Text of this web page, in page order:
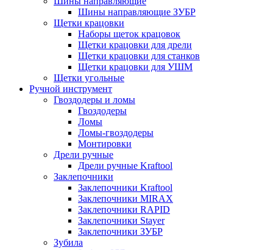
Шины направляющие ЗУБР
Щетки крацовки
Наборы щеток крацовок
Щетки крацовки для дрели
Щетки крацовки для станков
Щетки крацовки для УШМ
Щетки угольные
Ручной инструмент
Гвоздодеры и ломы
Гвоздодеры
Ломы
Ломы-гвоздодеры
Монтировки
Дрели ручные
Дрели ручные Kraftool
Заклепочники
Заклепочники Kraftool
Заклепочники MIRAX
Заклепочники RAPID
Заклепочники Stayer
Заклепочники ЗУБР
Зубила